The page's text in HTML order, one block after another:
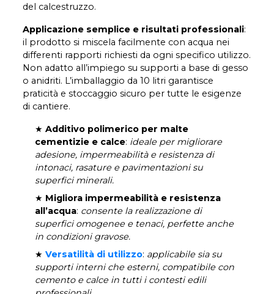
del calcestruzzo.
Applicazione semplice e risultati professionali:
il prodotto si miscela facilmente con acqua nei
differenti rapporti richiesti da ogni specifico utilizzo.
Non adatto all’impiego su supporti a base di gesso
o anidriti. L’imballaggio da 10 litri garantisce
praticità e stoccaggio sicuro per tutte le esigenze
di cantiere.
★Additivo polimerico per malte
cementizie e calce: ideale per migliorare
adesione, impermeabilità e resistenza di
intonaci, rasature e pavimentazioni su
superfici minerali.
★ Migliora impermeabilità e resistenza
all’acqua: consente la realizzazione di
superfici omogenee e tenaci, perfette anche
in condizioni gravose.
★Versatilità di utilizzo: applicabile sia su
supporti interni che esterni, compatibile con
cemento e calce in tutti i contesti edili